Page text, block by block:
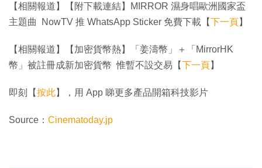
【相關報道】【附下載連結】MIRROR 濕身唱歐洲國家盃
主題曲 NowTV 推 WhatsApp Sticker 免費下載【下一頁】
【相關報道】【加密貨幣熱】「姜濤幣」＋「MirrorHK
幣」被註冊成新加密貨幣 惟暫不設交易【下一頁】
即刻【按此】，用 App 睇更多產品開箱科技影片
Source： Cinematoday.jp